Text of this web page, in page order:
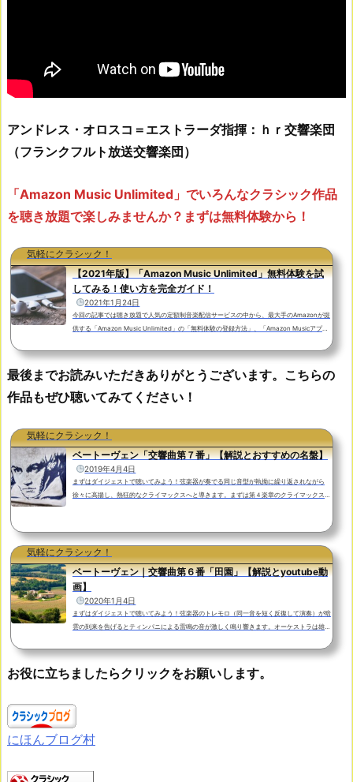
アンドレス・オロスコ＝エストラーダ指揮：ｈｒ交響楽団
（フランクフルト放送交響楽団）
「Amazon Music Unlimited」でいろんなクラシック作品
を聴き放題で楽しみませんか？まずは無料体験から！
気軽にクラシック！
【2021年版】「Amazon Music Unlimited」無料体験を試
してみる！使い方を完全ガイド！
2021年1月24日
今回の記事では聴き放題で人気の定額制音楽配信サービスの中から、最大手のAmazonが提
供する「Amazon Music Unlimited」の「無料体験の登録方法」、「Amazon Musicアプリ
「Amazon Music Unlimited」では通常３０日間の無料体験期間があります。無料体験期間
が終了するまでに解約すれば月額料金が課金されることはありません。「Amazon Music U
nlimited」とは？「Amazon Prime Music」との違いやメリットを解説！「Amazon Music
Unlimited」はインタ...
最後までお読みいただきありがとうございます。こちらの
作品もぜひ聴いてみてください！
気軽にクラシック！
ベートーヴェン「交響曲第７番」【解説とおすすめの名盤】
2019年4月4日
まずはダイジェストで聴いてみよう！弦楽器が奏でる同じ音型が執拗に繰り返されながら
徐々に高揚し、熱狂的なクライマックスへと導きます。まずは第４楽章のクライマックスを
ベートーヴェン(1770-1827)が１８１２年に書き上げた交響曲です。１８０８年、３８歳の
ベートーヴェンは中期を代表する交響曲第５番「運命」、第６番「田園」を完成させます。
１８０９...
気軽にクラシック！
ベートーヴェン｜交響曲第６番「田園」【解説とyoutube動
画】
2020年1月4日
まずはダイジェストで聴いてみよう！弦楽器のトレモロ（同一音を短く反復して演奏）が暗
雲の到来を告げるとティンパニによる雷鳴の音が激しく鳴り響きます。オーケストラは雄た
う！ベルナルト・ハイティンク指揮：ロンドン交響楽団お役に立ちましたらクリックをお願
いします。にほんブログ村音楽(クラシック)ランキング作曲の背景交響曲第６番「田園」は
ドイツの作曲家、ルートヴィヒ・ヴァン・ベートーヴェンが１８０８年に書き上げた交響曲
お役に立ちましたらクリックをお願いします。
にほんブログ村